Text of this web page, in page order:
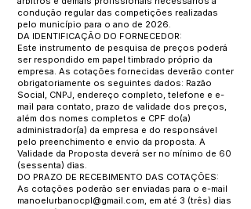
condução regular das competições realizadas
pelo município para o ano de 2026.
DA IDENTIFICAÇÃO DO FORNECEDOR:
Este instrumento de pesquisa de preços poderá
ser respondido em papel timbrado próprio da
empresa. As cotações fornecidas deverão conter
obrigatoriamente os seguintes dados: Razão
Social, CNPJ, endereço completo, telefone e e-
mail para contato, prazo de validade dos preços,
além dos nomes completos e CPF do(a)
administrador(a) da empresa e do responsável
pelo preenchimento e envio da proposta. A
Validade da Proposta deverá ser no mínimo de 60
(sessenta) dias.
DO PRAZO DE RECEBIMENTO DAS COTAÇÕES:
As cotações poderão ser enviadas para o e-mail
manoelurbanocpl@gmail.com, em até 3 (três) dias